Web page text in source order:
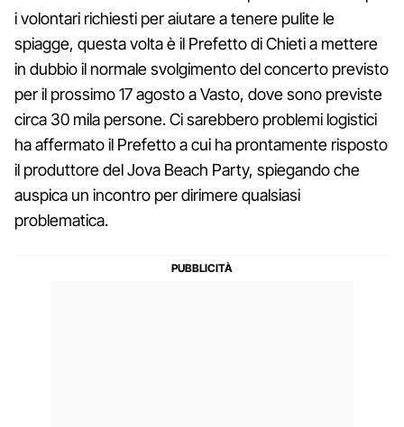
i volontari richiesti per aiutare a tenere pulite le
spiagge, questa volta è il Prefetto di Chieti a mettere
in dubbio il normale svolgimento del concerto previsto
per il prossimo 17 agosto a Vasto, dove sono previste
circa 30 mila persone. Ci sarebbero problemi logistici
ha affermato il Prefetto a cui ha prontamente risposto
il produttore del Jova Beach Party, spiegando che
auspica un incontro per dirimere qualsiasi
problematica.